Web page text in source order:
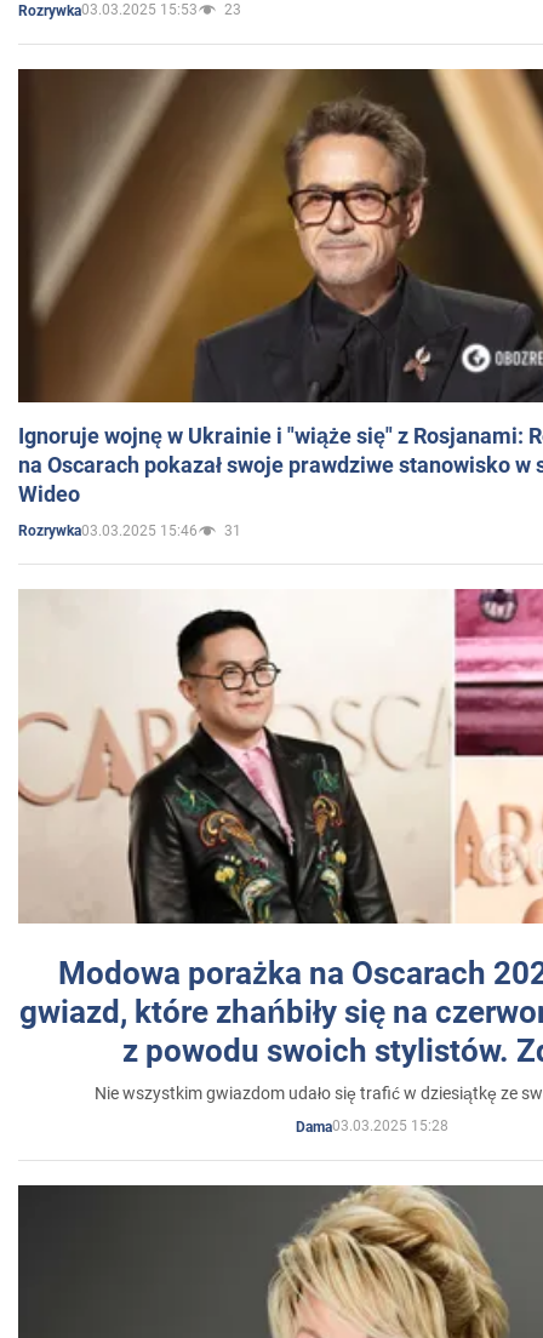
Rozrywka03.03.2025 15:53 23
Ignoruje wojnę w Ukrainie i "wiąże się" z Rosjanami:
na Oscarach pokazał swoje prawdziwe stanowisko w
Wideo
Rozrywka03.03.2025 15:46 31
Modowa porażka na Oscarach
gwiazd, które zhańbiły się na
z powodu swoich stylistów.
Nie wszystkim gwiazdom udało się trafić w dziesiątkę ze
Dama03.03.2025 15:28